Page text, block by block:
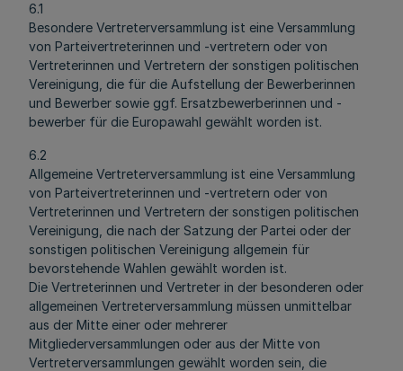
6.1
Besondere Vertreterversammlung ist eine Versammlung
von Parteivertreterinnen und -vertretern oder von
Vertreterinnen und Vertretern der sonstigen politischen
Vereinigung, die für die Aufstellung der Bewerberinnen
und Bewerber sowie ggf. Ersatzbewerberinnen und -
bewerber für die Europawahl gewählt worden ist.
6.2
Allgemeine Vertreterversammlung ist eine Versammlung
von Parteivertreterinnen und -vertretern oder von
Vertreterinnen und Vertretern der sonstigen politischen
Vereinigung, die nach der Satzung der Partei oder der
sonstigen politischen Vereinigung allgemein für
bevorstehende Wahlen gewählt worden ist.
Die Vertreterinnen und Vertreter in der besonderen oder
allgemeinen Vertreterversammlung müssen unmittelbar
aus der Mitte einer oder mehrerer
Mitgliederversammlungen oder aus der Mitte von
Vertreterversammlungen gewählt worden sein, die